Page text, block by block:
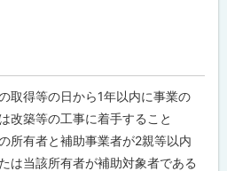
取得等の日から1年以内に事業の
改築等の工事に着手すること
所有者と補助事業者が2親等以内
は当該所有者が補助対象者である